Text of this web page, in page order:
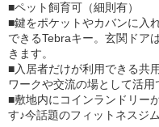
■ペット飼育可（細則有）
■鍵をポケットやカバンに入
できるTebraキー。玄関ドア
きます。
■入居者だけが利用できる共
ワークや交流の場として活用
■敷地内にコインランドリー
す♪今話題のフィットネスジ